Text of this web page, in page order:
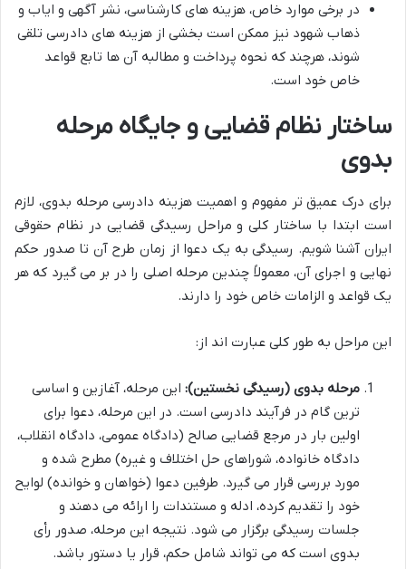
در برخی موارد خاص، هزینه های کارشناسی، نشر آگهی و ایاب و
ذهاب شهود نیز ممکن است بخشی از هزینه های دادرسی تلقی
شوند، هرچند که نحوه پرداخت و مطالبه آن ها تابع قواعد
خاص خود است.
ساختار نظام قضایی و جایگاه مرحله
بدوی
برای درک عمیق تر مفهوم و اهمیت هزینه دادرسی مرحله بدوی، لازم
است ابتدا با ساختار کلی و مراحل رسیدگی قضایی در نظام حقوقی
ایران آشنا شویم. رسیدگی به یک دعوا از زمان طرح آن تا صدور حکم
نهایی و اجرای آن، معمولاً چندین مرحله اصلی را در بر می گیرد که هر
یک قواعد و الزامات خاص خود را دارند.
این مراحل به طور کلی عبارت اند از:
مرحله بدوی (رسیدگی نخستین): این مرحله، آغازین و اساسی
ترین گام در فرآیند دادرسی است. در این مرحله، دعوا برای
اولین بار در مرجع قضایی صالح (دادگاه عمومی، دادگاه انقلاب،
دادگاه خانواده، شوراهای حل اختلاف و غیره) مطرح شده و
مورد بررسی قرار می گیرد. طرفین دعوا (خواهان و خوانده) لوایح
خود را تقدیم کرده، ادله و مستندات را ارائه می دهند و
جلسات رسیدگی برگزار می شود. نتیجه این مرحله، صدور رأی
بدوی است که می تواند شامل حکم، قرار یا دستور باشد.